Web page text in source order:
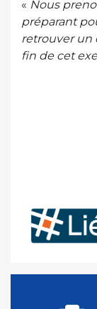
« Nous
préparant
retrouver un
fin de cet